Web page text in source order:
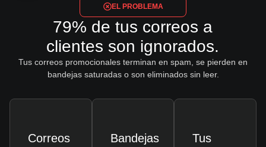
EL PROBLEMA
79% de tus correos a
clientes son ignorados.
Tus correos promocionales terminan en spam, se pierden en
bandejas saturadas o son eliminados sin leer.
Correos
Bandejas
Tus